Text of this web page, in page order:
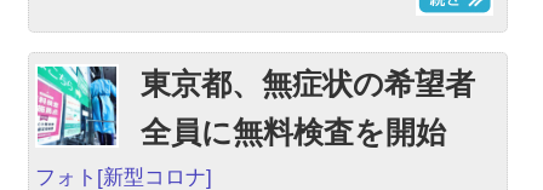
東京都、無症状の希望者
全員に無料検査を開始
フォト [新型コロナ]